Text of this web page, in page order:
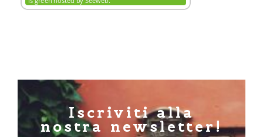
Iscriviti alla
nostra newsletter!